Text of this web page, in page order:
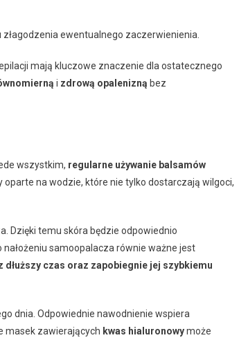
złagodzenia ewentualnego zaczerwienienia.
mają kluczowe znaczenie dla ostatecznego
i zdrową opalenizną bez
wszystkim, regularne używanie balsamów
na wodzie, które nie tylko dostarczają wilgoci,
Dzięki temu skóra będzie odpowiednio
samoopalacza równie ważne jest
dłuższy czas oraz zapobiegnie jej szybkiemu
dnia. Odpowiednie nawodnienie wspiera
masek zawierających kwas hialuronowymoże